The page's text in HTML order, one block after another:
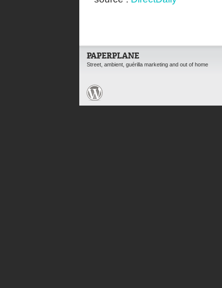
PAPERPLANE
Street, ambient, guérilla marketing and out of home